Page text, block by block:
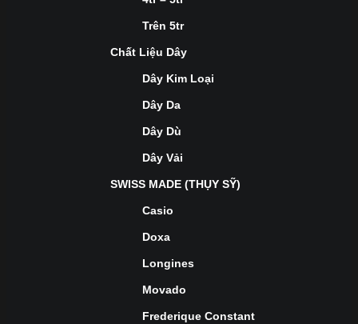
Trên 5tr
Chất Liệu Dây
Dây Kim Loại
Dây Da
Dây Dù
Dây Vải
SWISS MADE (THỤY SỸ)
Casio
Doxa
Longines
Movado
Frederique Constant